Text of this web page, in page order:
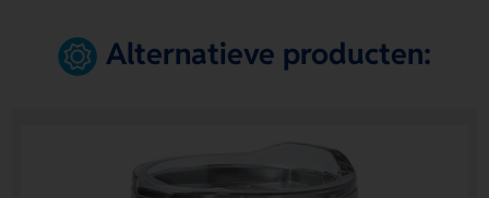
Alternatieve producten: